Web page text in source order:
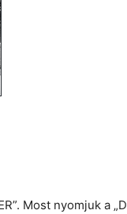
Most nyomjuk a